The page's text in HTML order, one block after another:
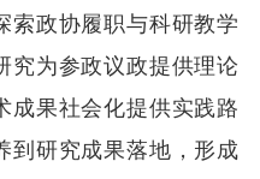
索政协履职与科研教学
究为参政议政提供理论
成果社会化提供实践路
到研究成果落地，形成